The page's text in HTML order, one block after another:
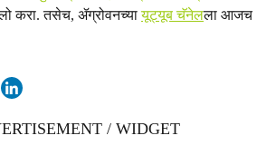
करा. तसेच, ॲग्रोवनच्यायूट्यूब चॅनेलला आजच
/ WIDGET